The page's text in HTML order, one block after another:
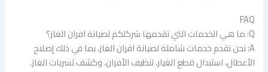
FAQ
Q: ما هي الخدمات التي تقدمها شركتكم لصيانة افران الغاز؟
A: نحن نقدم خدمات شاملة لصيانة افران الغاز، بما في ذلك إصلاح
الأعطال، استبدال قطع الغيار، تنظيف الأفران، وكشف تسربات الغاز.